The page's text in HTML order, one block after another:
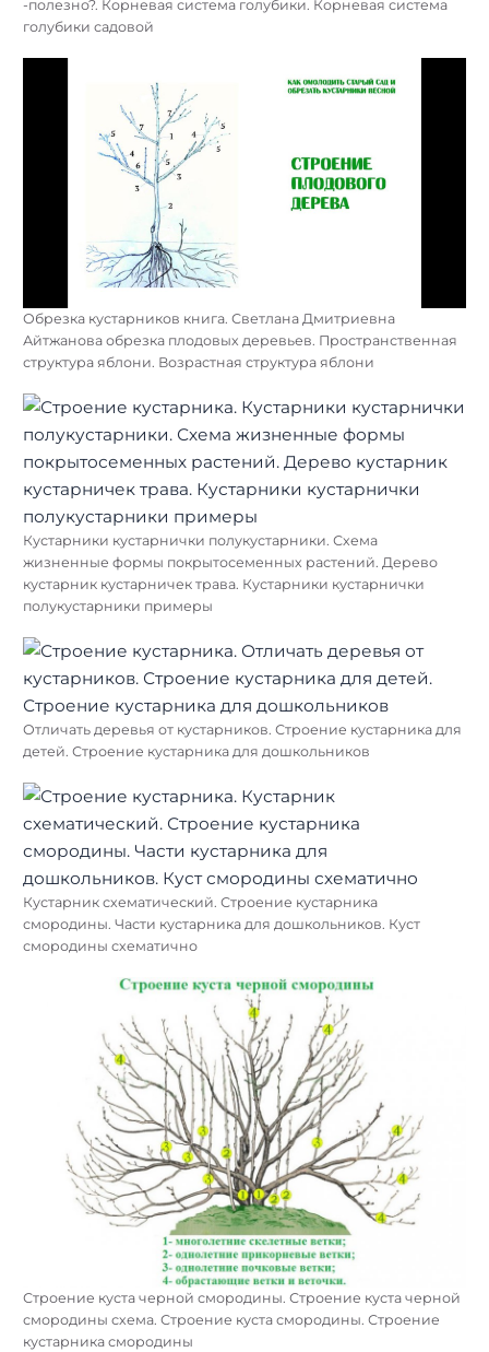
-полезно?. Корневая система голубики. Корневая система
голубики садовой
Обрезка кустарников книга. Светлана Дмитриевна
Айтжанова обрезка плодовых деревьев. Пространственная
структура яблони. Возрастная структура яблони
Кустарники кустарнички полукустарники. Схема
жизненные формы покрытосеменных растений. Дерево
кустарник кустарничек трава. Кустарники кустарнички
полукустарники примеры
Отличать деревья от кустарников. Строение кустарника для
детей. Строение кустарника для дошкольников
Кустарник схематический. Строение кустарника
смородины. Части кустарника для дошкольников. Куст
смородины схематично
Строение куста черной смородины. Строение куста черной
смородины схема. Строение куста смородины. Строение
кустарника смородины